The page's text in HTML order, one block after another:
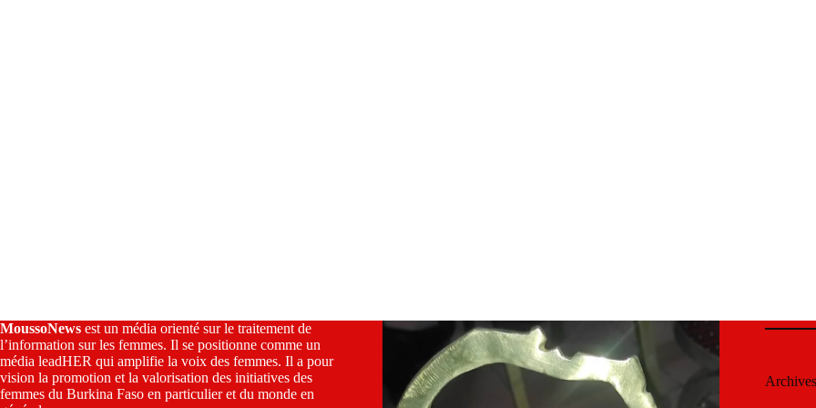
MoussoNews est un média orienté sur le traitement de
l’information sur les femmes. Il se positionne comme un
média leadHER qui amplifie la voix des femmes. Il a pour
vision la promotion et la valorisation des initiatives des
femmes du Burkina Faso en particulier et du monde en
Archives